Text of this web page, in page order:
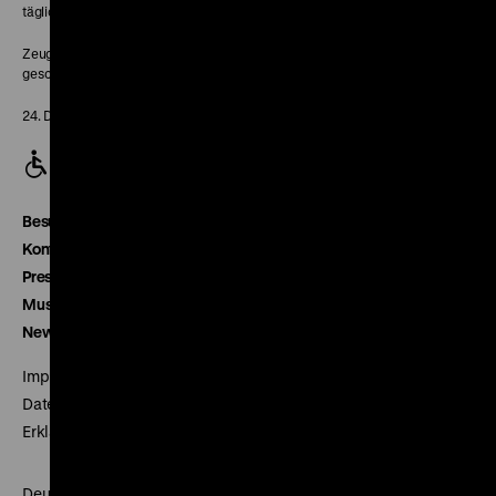
täglich 10-18 Uhr
Zeughaus:
geschlossen
24. Dezember geschlossen
Besucherservice
Kontakt
Presse
Museumsverein
Newsletter
Impressum
Datenschutz
Erklärung digitale Barrierefreiheit